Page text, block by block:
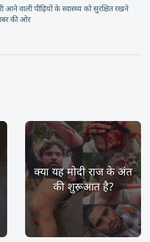
वाली पीढ़ियों के स्वास्थ्य को सुरक्षित रखने
की ओर
क्या यह मोदी राज के अंत
की शुरूआत है?